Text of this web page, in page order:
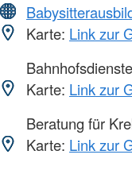
Karte: Link zur
Bahnhofsdienste
Karte: Link zur
Beratung für
Karte: Link zur